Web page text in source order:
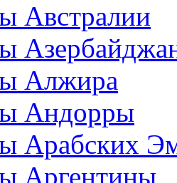
Австралии
Алжира
Андорры
Арабских
Аргентины